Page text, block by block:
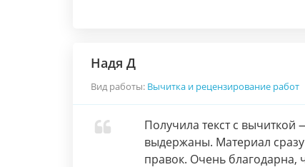
Надя Д
Вид работы: Вычитка и рецензирование работ
Получила текст с
выдержаны. Материал
правок. Очень благодарна,